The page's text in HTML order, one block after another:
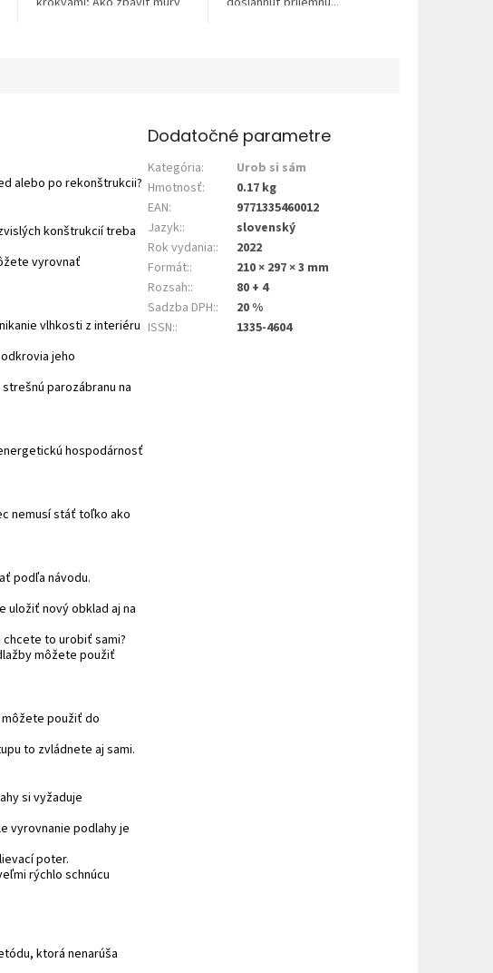
alebo po rekonštrukcii?
konštrukcií treba
vyrovnať
vlhkosti z interiéru
jeho
parozábranu na
hospodárnosť
nemusí stáť toľko ako
podľa návodu.
uložiť nový obklad aj na
chcete to urobiť sami?
môžete použiť
môžete použiť do
to zvládnete aj sami.
si vyžaduje
vyrovnanie podlahy je
poter.
rýchlo schnúcu
ktorá nenarúša
Dodatočné parametre
Kategória:
Urob si sám
Hmotnosť:
0.17 kg
EAN:
9771335460012
Jazyk::
slovenský
Rok vydania::
2022
Formát::
210 × 297 × 3 mm
Rozsah::
80 + 4
Sadzba DPH::
20 %
ISSN:: 1335-4604